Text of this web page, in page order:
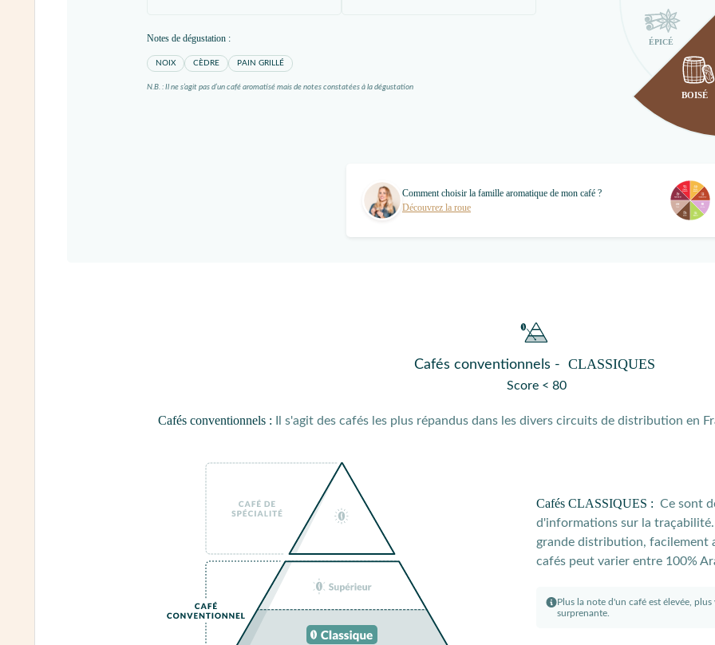
Notes de dégustation :
NOIX CÈDRE PAIN GRILLÉ
N.B. : Il ne s’agit pas d’un café aromatisé mais de notes constatées à la dégustation
ÉPICÉ
BOISÉ
Comment choisir la famille aromatique de mon café ?
Découvrez la roue
Cafés conventionnels - CLASSIQUES
Score < 80
Cafés conventionnels : Il s'agit des cafés les plus répandus dans les divers circuits de distribution en
Cafés CLASSIQUES : Ce sont
d'informations sur la
grande distribution, facilement
cafés peut varier entre 100%
Plus la note d'un café est élevée,
surprenante.